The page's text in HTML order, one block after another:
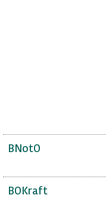
BNotO
BOKraft